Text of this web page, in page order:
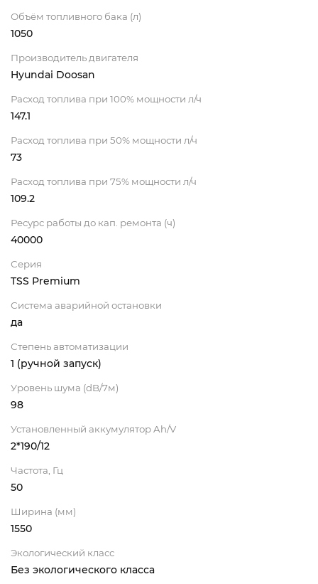
Объём топливного бака (л)
1050
Производитель двигателя
Hyundai Doosan
Расход топлива при 100% мощности л/ч
147.1
Расход топлива при 50% мощности л/ч
73
Расход топлива при 75% мощности л/ч
109.2
Ресурс работы до кап. ремонта (ч)
40000
Серия
TSS Premium
Система аварийной остановки
да
Степень автоматизации
1 (ручной запуск)
Уровень шума (dB/7м)
98
Установленный аккумулятор Ah/V
2*190/12
Частота, Гц
50
Ширина (мм)
1550
Экологический класс
Без экологического класса